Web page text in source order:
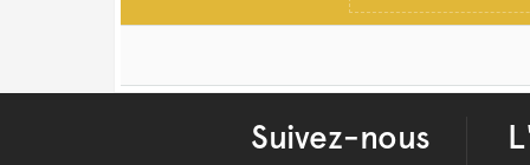
Suivez-nous